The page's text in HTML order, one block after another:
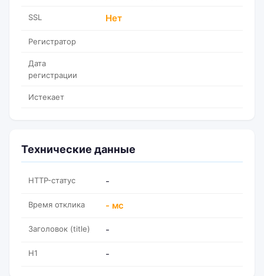
SSL Нет
Регистратор
Дата
регистрации
Истекает
Технические данные
HTTP-статус -
Время отклика - мс
Заголовок (title) -
H1 -